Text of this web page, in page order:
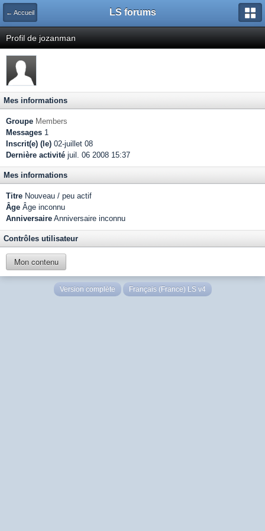
← Accueil LS forums
Profil de jozanman
Mes informations
Groupe Members
Messages 1
Inscrit(e) (le) 02-juillet 08
Dernière activité juil. 06 2008 15:37
Mes informations
Titre Nouveau / peu actif
Âge Âge inconnu
Anniversaire Anniversaire inconnu
Contrôles utilisateur
Mon contenu
Version complète Français (France) LS v4